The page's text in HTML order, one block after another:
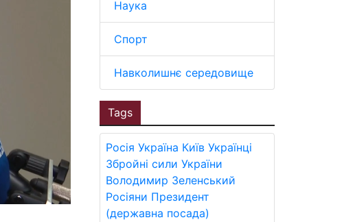
Наука
Спорт
Навколишнє середовище
Tags
Росія Україна Київ Українці
Збройні сили України
Володимир Зеленський
Росіяни Президент
(державна посада)